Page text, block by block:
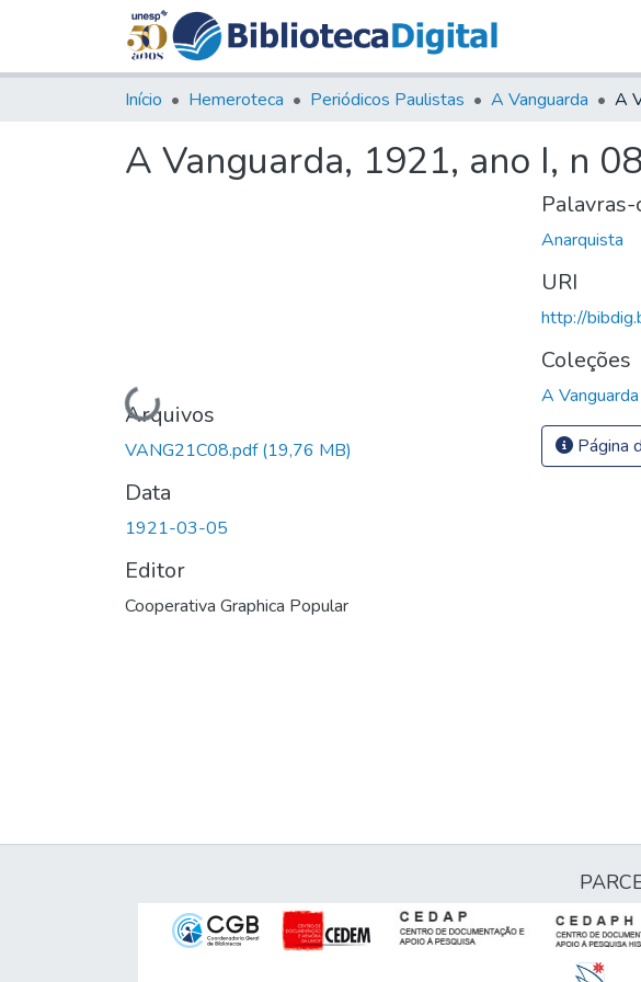
Início Hemeroteca Periódicos Paulistas A Vanguarda
A Vanguarda, 1921, ano I, n 08
Carregando...
Arquivos
VANG21C08.pdf(19,76 MB)
Data
1921-03-05
Editor
Cooperativa Graphica Popular
Palavras-
Anarquista
URI
http://
Coleções
A Vanguarda
Página